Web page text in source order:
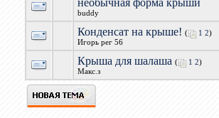
необычная форма крыши
buddy
Конденсат на крыше! ( 1 2)
Игорь рег 56
Крыша для шалаша ( 1 2)
Макс.з